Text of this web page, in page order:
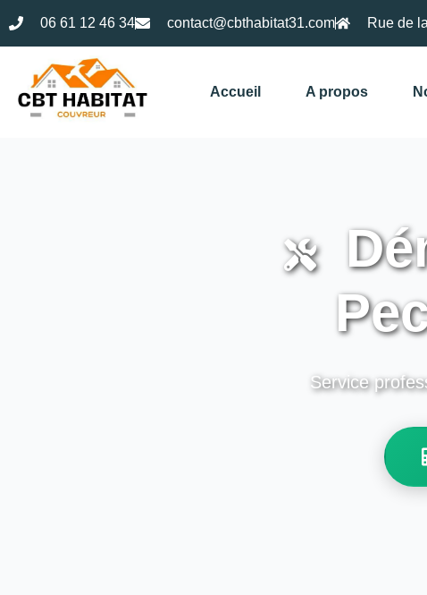
06 61 12 46 34 contact@cbthabitat31.com Rue de
Accueil A propos
Service